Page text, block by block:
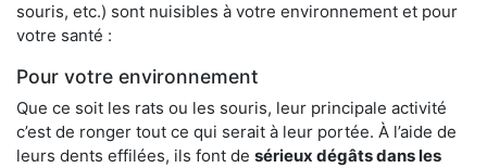
souris, etc.) sont nuisibles à votre environnement et pour
votre santé :
Pour votre environnement
Que ce soit les rats ou les souris, leur principale activité
c’est de ronger tout ce qui serait à leur portée. À l’aide de
leurs dents effilées, ils font de sérieux dégâts dans les